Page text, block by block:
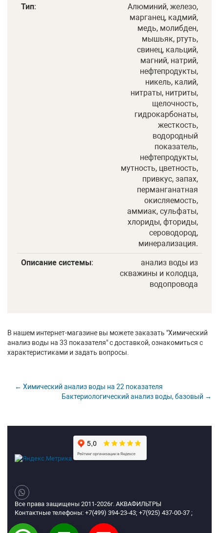
Тип:
Алюминий, железо,
марганец, кадмий,
медь, молибден,
мышьяк, ртуть,
свинец, кальций,
магний, натрий,
нефтепродукты,
никель, калий,
нитраты, нитриты,
щелочность,
гидрокарбонаты,
жесткость,
водородный
показатель,
нефтепродукты,
мутность, цветность,
привкус, запах,
перманганатная
окисляемость,
аммиак, сульфаты,
хлориды, фториды,
сероводород,
минерализация.
Описание системы:
анализ воды из
скважины и колодца,
водопровода
В нашем интернет-магазине вы можете заказать "Химический
анализ воды на 33 показателя" с доставкой, ознакомиться с
характеристиками и задать вопросы.
← Химический анализ воды на 22 показателя
Бактериологический анализ воды, базовый →
Все права защищены 2011-2026г. АКВАФИЛЬТРЫ
Контактные телефоны: +7(499) 394-23-43; +7(925) 437-00-37 ;